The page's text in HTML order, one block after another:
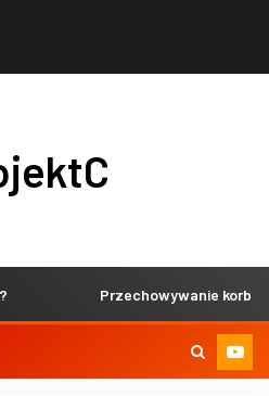
Przechowywanie